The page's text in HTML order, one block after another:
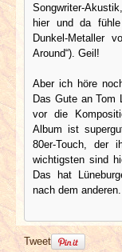
Songwriter-
hier und da
Dunkel-Metaller
Around“). Geil!
Aber ich höre
Das Gute an Tom
vor die
Album ist
80er-Touch, der
wichtigsten sind
Das hat
nach dem
Tweet